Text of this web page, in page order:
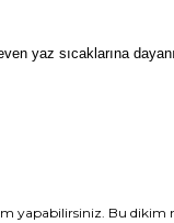
yaz sıcaklarına
yapabilirsiniz. Bu dikim